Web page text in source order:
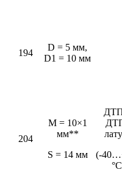
194
D = 5 мм,
D1 = 10 мм
204
M = 10×1
мм**
S = 14 мм
(-